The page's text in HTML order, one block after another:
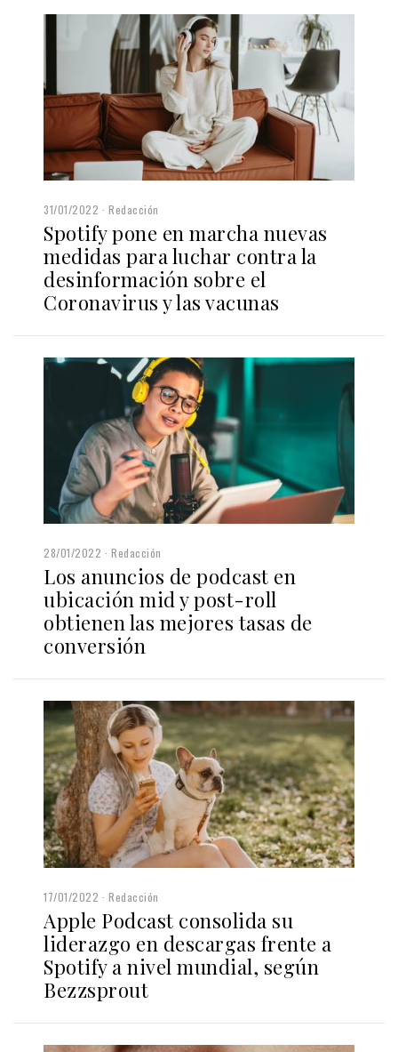
31/01/2022 Redacción
Spotify pone en marcha nuevas
medidas para luchar contra la
desinformación sobre el
Coronavirus y las vacunas
28/01/2022 Redacción
Los anuncios de podcast en
ubicación mid y post-roll
obtienen las mejores tasas de
conversión
17/01/2022 Redacción
Apple Podcast consolida su
liderazgo en descargas frente a
Spotify a nivel mundial, según
Bezzsprout